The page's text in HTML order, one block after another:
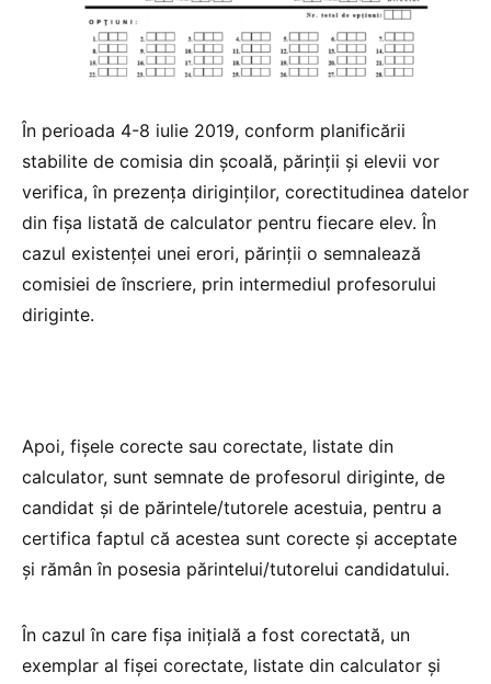
În perioada 4-8 iulie 2019, conform planificării
stabilite de comisia din şcoală, părinţii şi elevii vor
verifica, în prezenţa diriginţilor, corectitudinea datelor
din fişa listată de calculator pentru fiecare elev. În
cazul existenţei unei erori, părinţii o semnalează
comisiei de înscriere, prin intermediul profesorului
diriginte.
Apoi, fişele corecte sau corectate, listate din
calculator, sunt semnate de profesorul diriginte, de
candidat şi de părintele/tutorele acestuia, pentru a
certifica faptul că acestea sunt corecte şi acceptate
şi rămân în posesia părintelui/tutorelui candidatului.
În cazul în care fişa iniţială a fost corectată, un
exemplar al fişei corectate, listate din calculator şi